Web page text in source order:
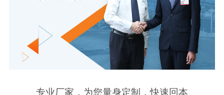
专业厂家，为您量身定制，快速回本